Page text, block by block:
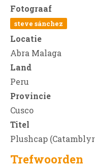
Fotograaf
steve sánchez
Locatie
Abra Malaga
Land
Peru
Provincie
Cusco
Titel
Plushcap
Trefwoorden